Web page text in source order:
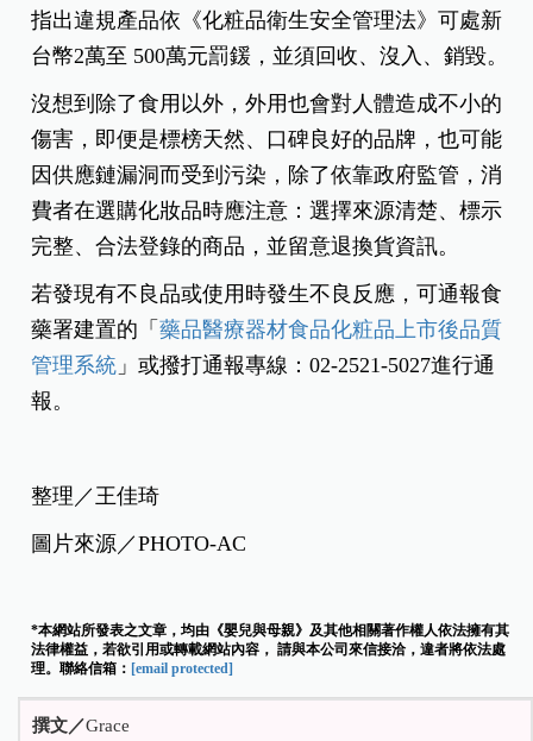
指出違規產品依《化粧品衛生安全管理法》可處新
台幣2萬至 500萬元罰鍰，並須回收、沒入、銷毀。
沒想到除了食用以外，外用也會對人體造成不小的
傷害，即便是標榜天然、口碑良好的品牌，也可能
因供應鏈漏洞而受到污染，除了依靠政府監管，消
費者在選購化妝品時應注意：選擇來源清楚、標示
完整、合法登錄的商品，並留意退換貨資訊。
若發現有不良品或使用時發生不良反應，可通報食
藥署建置的「藥品醫療器材食品化粧品上市後品質
管理系統 」或撥打通報專線：02-2521-5027進行通
報。
整理／王佳琦
圖片來源／PHOTO-AC
*本網站所發表之文章，均由《嬰兒與母親》及其他相關著作權人依法擁有其
法律權益，若欲引用或轉載網站內容， 請與本公司來信接洽，違者將依法處
理。聯絡信箱： [email protected]
撰文／Grace